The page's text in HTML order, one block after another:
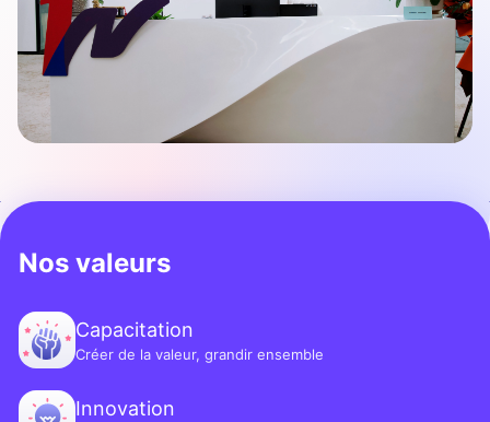
Nos valeurs
Capacitation
Créer de la valeur, grandir ensemble
Innovation